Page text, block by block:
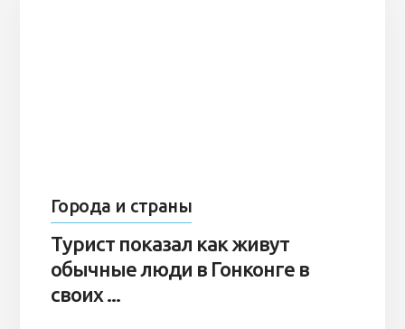
Города и страны
Турист показал как живут
обычные люди в Гонконге в
своих ...